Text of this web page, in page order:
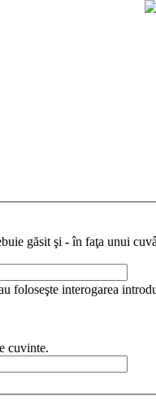
găsit şi -în faţa unui
foloseşte interogarea
cuvinte.